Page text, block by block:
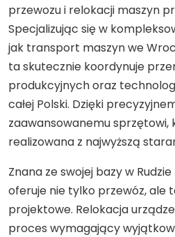
przewozu i relokacji maszyn
Specjalizując się w
jak transport maszyn we
ta skutecznie koordynuje
produkcyjnych oraz
całej Polski. Dzięki
zaawansowanemu sprzętowi,
realizowana z najwyższą
Znana ze swojej bazy w
oferuje nie tylko przewóz, ale
projektowe. Relokacja
proces wymagający